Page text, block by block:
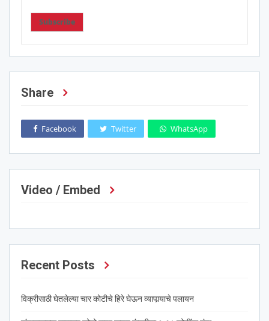
Subscribe
Share
Facebook Twitter WhatsApp
Video / Embed
Recent Posts
विक्रीसाठी घेतलेल्या चार कोटीचे हिरे घेऊन व्यापार्‍याचे पलायन